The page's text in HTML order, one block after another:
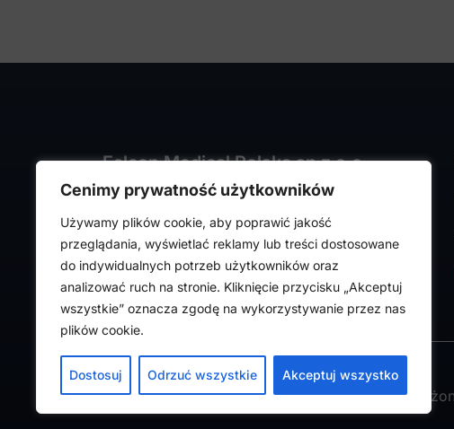
Cenimy prywatność użytkowników
Używamy plików cookie, aby poprawić jakość
przeglądania, wyświetlać reklamy lub treści dostosowane
do indywidualnych potrzeb użytkowników oraz
analizować ruch na stronie. Kliknięcie przycisku „Akceptuj
wszystkie” oznacza zgodę na wykorzystywanie przez nas
plików cookie.
Dostosuj Odrzuć wszystkie Akceptuj wszystko
Falcon Medical Polska sp z o.o.
ul. Rajmunda Rembielińskiego 1/7
93-575 Łódź
NIP: PL7282324443
REGON: 472316619,
Nr KRS: 0000036918
FalconMedical © 2024. Wszystkie prawa